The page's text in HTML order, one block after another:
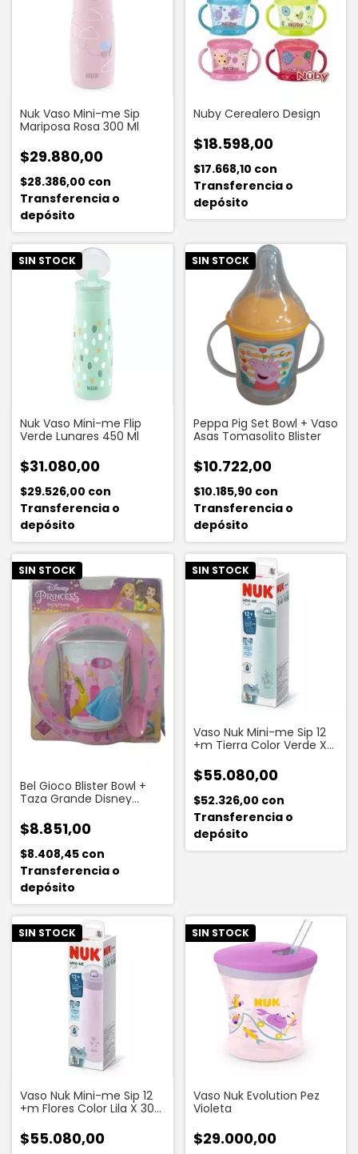
Nuk Vaso Mini-me Sip
Mariposa Rosa 300 Ml
$29.880,00
$28.386,00 con
Transferencia o
depósito
Nuby Cerealero Design
$18.598,00
$17.668,10 con
Transferencia o
depósito
SIN STOCK
Nuk Vaso Mini-me Flip
Verde Lunares 450 Ml
$31.080,00
$29.526,00 con
Transferencia o
depósito
SIN STOCK
Peppa Pig Set Bowl + Vaso
Asas Tomasolito Blister
$10.722,00
$10.185,90 con
Transferencia o
depósito
SIN STOCK
Bel Gioco Blister Bowl +
Taza Grande Disney
$8.851,00
$8.408,45 con
Transferencia o
depósito
SIN STOCK
Vaso Nuk Mini-me Sip 12
+m Tierra Color Verde X
$55.080,00
$52.326,00 con
Transferencia o
depósito
SIN STOCK
Vaso Nuk Mini-me Sip 12
+m Flores Color Lila X 300
$55.080,00
SIN STOCK
Vaso Nuk Evolution Pez
Violeta
$29.000,00